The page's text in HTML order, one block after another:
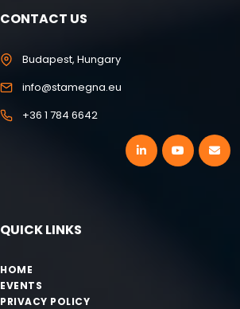
CONTACT US
Budapest, Hungary
info@stamegna.eu
+36 1 784 6642
QUICK LINKS
HOME
EVENTS
PRIVACY POLICY